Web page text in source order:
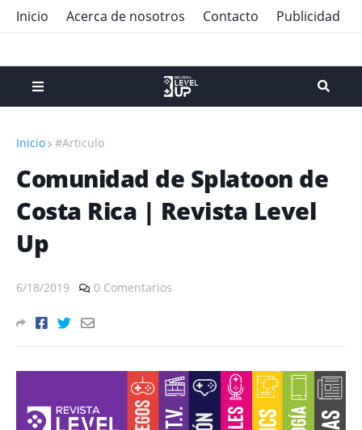
Inicio Acerca de nosotros Contacto Publicidad
Inicio #Articulo
Comunidad de Splatoon de
Costa Rica | Revista Level
Up
6/18/2019 0 Comentarios